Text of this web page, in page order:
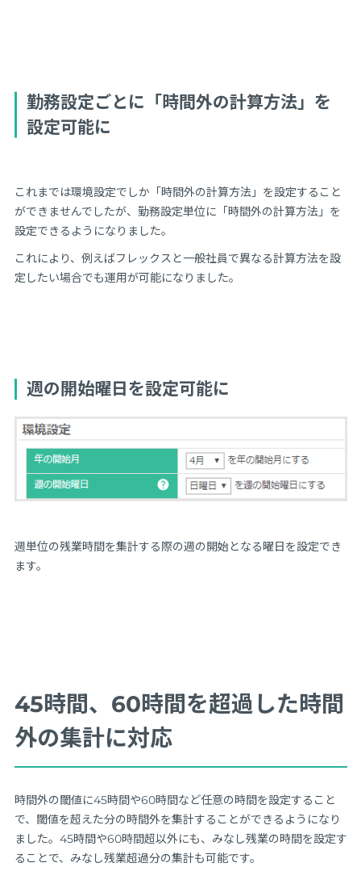
勤務設定ごとに「時間外の計算方法」を
設定可能に
これまでは環境設定でしか「時間外の計算方法」を設定すること
ができませんでしたが、勤務設定単位に「時間外の計算方法」を
設定できるようになりました。
これにより、例えばフレックスと一般社員で異なる計算方法を設
定したい場合でも運用が可能になりました。
週の開始曜日を設定可能に
週単位の残業時間を集計する際の週の開始となる曜日を設定でき
ます。
45時間、60時間を超過した時間
外の集計に対応
時間外の閾値に45時間や60時間など任意の時間を設定すること
で、閾値を超えた分の時間外を集計することができるようになり
ました。45時間や60時間超以外にも、みなし残業の時間を設定す
ることで、みなし残業超過分の集計も可能です。